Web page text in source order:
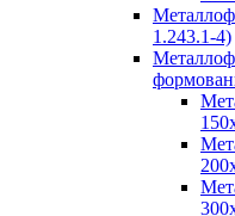
1.243.1-4)